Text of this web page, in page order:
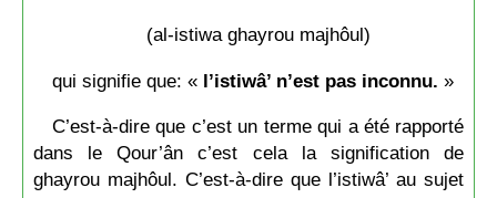
(al-istiwa ghayrou majhôul)
qui signifie que: « l’istiwâ’ n’est pas inconnu. »
C’est-à-dire que c’est un terme qui a été rapporté
dans le Qour’ân c’est cela la signification de
ghayrou majhôul. C’est-à-dire que l’istiwâ’ au sujet